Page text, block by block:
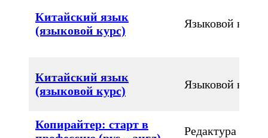
Китайский язык
(языковой курс)
Языковой курс
Китайский язык
(языковой курс)
Языковой курс
Копирайтер: старт в
Редактура